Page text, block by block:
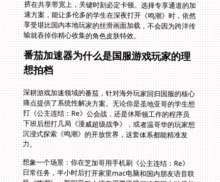
输就吞掉你精心收集的角色皮肤特效。
番茄加速器为什么是国服游戏玩家的理
想拍档
深耕游戏加速领域的番茄，针对海外玩家回归国服的核心
痛点提供了系统性解决方案。无论你是圣地亚哥的学生想
打《公主连结：Re》公会战，还是休斯顿工作的程序员
下班后想打几局《漫威超级战争》，或者温哥华的玩家想
沉浸式探索《鸣潮》的开放世界，这套体系都能精准发
力。
想象一个场景：你在芝加哥用手机刷《公主连结：Re》
日常任务，半小时后打开家里mac电脑和国内朋友语音联
机《鸣潮》，期间平板上还在用腾讯视频追着国内独播的
动漫。番茄的多终端兼容特性让你所有设备无缝接轨。系
统后台持续优化数据传输路径，当你切换到对网络更敏感
的《漫威超级战争》时，它会自动将流量调度至更稳定的
低延迟专线。这种动态调度让你全程无感知地享受最佳状